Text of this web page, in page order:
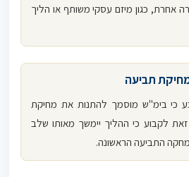
אחרת, כגון מיזם עסקי משותף או הליך
תביעה
כי בימ"ש מוסמך להתנות את מחיקת
לקבוע כי ההליך יימשך מאותו שלב
התביעה הראשונה.